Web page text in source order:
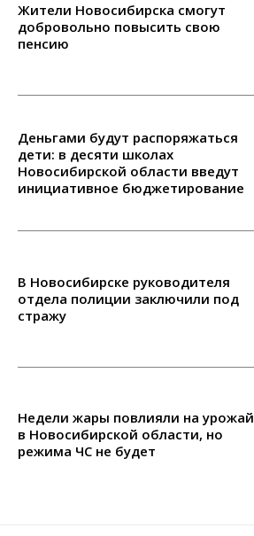
Жители Новосибирска смогут
добровольно повысить свою
пенсию
Деньгами будут распоряжаться
дети: в десяти школах
Новосибирской области введут
инициативное бюджетирование
В Новосибирске руководителя
отдела полиции заключили под
стражу
Недели жары повлияли на урожай
в Новосибирской области, но
режима ЧС не будет